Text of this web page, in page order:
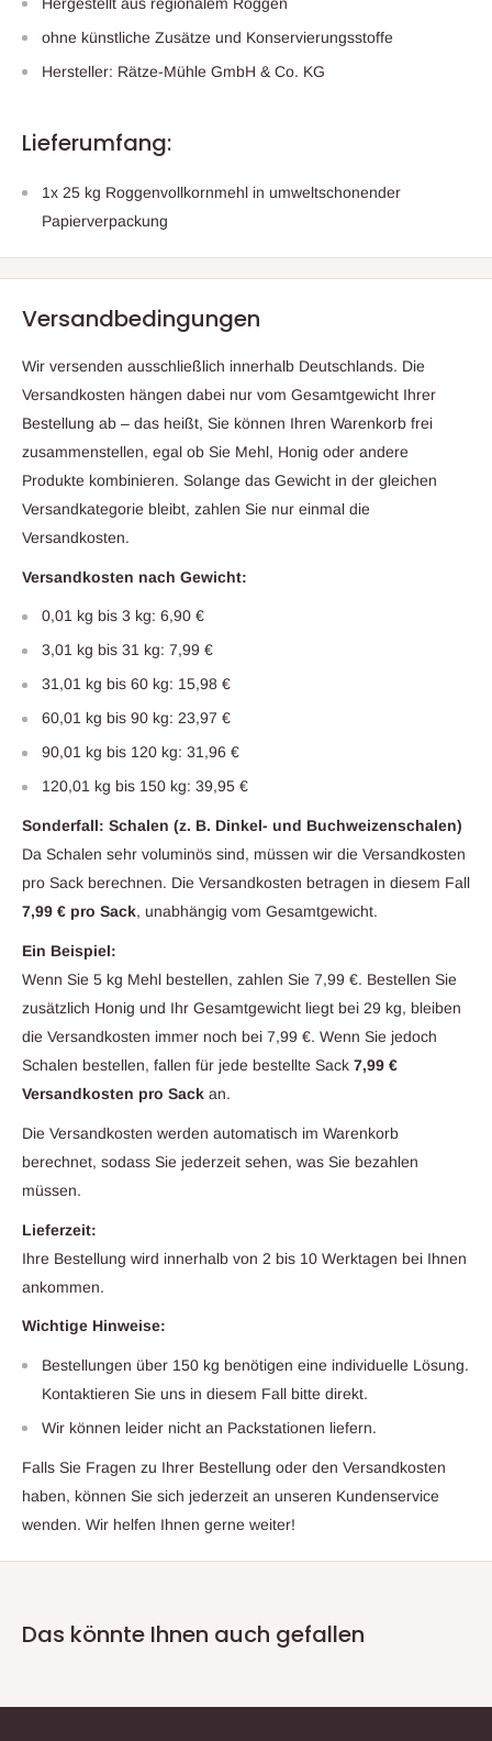
ohne künstliche Zusätze und Konservierungsstoffe
Hersteller: Rätze-Mühle GmbH & Co. KG
Lieferumfang:
1x 25 kg Roggenvollkornmehl in umweltschonender
Papierverpackung
Versandbedingungen
Wir versenden ausschließlich innerhalb Deutschlands. Die
Versandkosten hängen dabei nur vom Gesamtgewicht Ihrer
Bestellung ab – das heißt, Sie können Ihren Warenkorb frei
zusammenstellen, egal ob Sie Mehl, Honig oder andere
Produkte kombinieren. Solange das Gewicht in der gleichen
Versandkategorie bleibt, zahlen Sie nur einmal die
Versandkosten.
Versandkosten nach Gewicht:
0,01 kg bis 3 kg: 6,90 €
3,01 kg bis 31 kg: 7,99 €
31,01 kg bis 60 kg: 15,98 €
60,01 kg bis 90 kg: 23,97 €
90,01 kg bis 120 kg: 31,96 €
120,01 kg bis 150 kg: 39,95 €
Sonderfall: Schalen (z. B. Dinkel- und Buchweizenschalen)
Da Schalen sehr voluminös sind, müssen wir die Versandkosten
pro Sack berechnen. Die Versandkosten betragen in diesem Fall
7,99 € pro Sack, unabhängig vom Gesamtgewicht.
Ein Beispiel:
Wenn Sie 5 kg Mehl bestellen, zahlen Sie 7,99 €. Bestellen Sie
zusätzlich Honig und Ihr Gesamtgewicht liegt bei 29 kg, bleiben
die Versandkosten immer noch bei 7,99 €. Wenn Sie jedoch
Schalen bestellen, fallen für jede bestellte Sack 7,99 €
Versandkosten pro Sack an.
Die Versandkosten werden automatisch im Warenkorb
berechnet, sodass Sie jederzeit sehen, was Sie bezahlen
müssen.
Lieferzeit:
Ihre Bestellung wird innerhalb von 2 bis 10 Werktagen bei Ihnen
ankommen.
Wichtige Hinweise:
Bestellungen über 150 kg benötigen eine individuelle Lösung.
Kontaktieren Sie uns in diesem Fall bitte direkt.
Wir können leider nicht an Packstationen liefern.
Falls Sie Fragen zu Ihrer Bestellung oder den Versandkosten
haben, können Sie sich jederzeit an unseren Kundenservice
wenden. Wir helfen Ihnen gerne weiter!
Das könnte Ihnen auch gefallen